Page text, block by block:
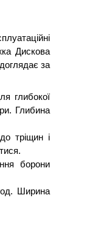
Дискова
за
глибокої
Глибина
тріщин і
борони
Ширина